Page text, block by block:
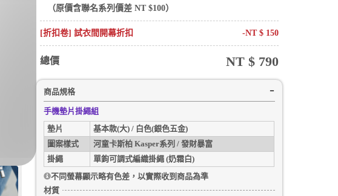
（原價含聯名系列 價差 NT $100）
[折扣卷] 試衣間開幕折扣 -NT $ 150
總價 NT $ 790
商品規格
手機墊片掛繩組
墊片
基本款(大) / 白色(銀色五金)
圖案樣式
河童卡斯柏 Kasper系列 / 發財暴富
掛繩
單鉤可調式編織掛繩 (奶霜白)
不同螢幕顯示略有色差，以實際收到商品為準
材質